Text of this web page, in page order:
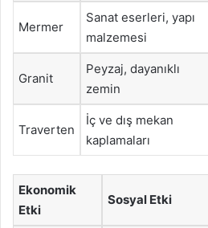
Mermer
Sanat eserleri, yapı
malzemesi
Granit
Peyzaj, dayanıklı
zemin
Traverten
İç ve dış mekan
kaplamaları
Ekonomik
Etki
Sosyal Etki